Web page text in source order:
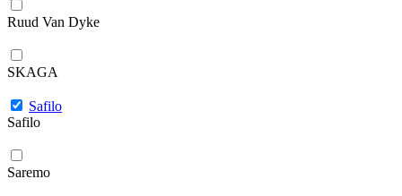
Ruud Van Dyke
SKAGA
Safilo
Safilo
Saremo